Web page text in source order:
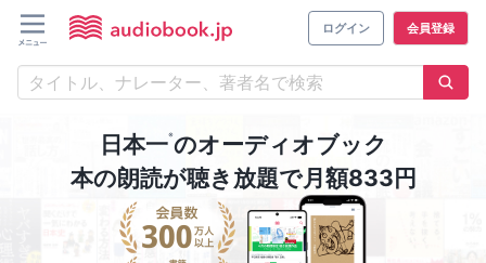
ログイン 会員登録
日本一※のオーディオブック
本の朗読が聴き放題で月額833円